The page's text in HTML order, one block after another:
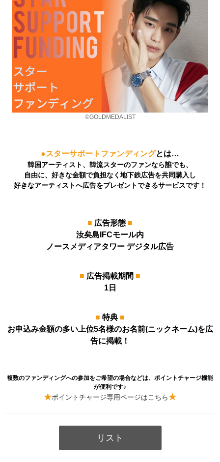
©GOLDMEDALIST
●スターサポートファンディングとは…
韓国アーティスト、韓流スターのファンなら誰でも、
自由に、好きな金額で負担なく地下鉄広告を共同購入し
好きなアーティストへ広告をプレゼントできるサービスです！
■ 広告形態 ■
汝矣島IFCモール内
ノースメディアタワー デジタル広告
■ 広告掲載期間 ■
1日
■ 特典 ■
お申込み金額の多い上位5名様のお名前(ニックネーム)を広
告に掲載！
複数のファンディングへの参加をご希望の場合などは、ポイントチャージ機能
が便利です♪
★ポイントチャージ専用ページはこちら★
リスト